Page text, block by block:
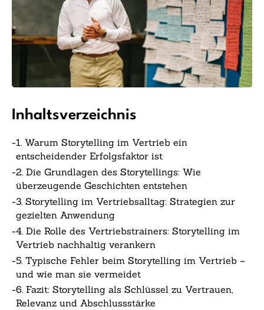
Inhaltsverzeichnis
-1. Warum Storytelling im Vertrieb ein
entscheidender Erfolgsfaktor ist
-2. Die Grundlagen des Storytellings: Wie
überzeugende Geschichten entstehen
-3. Storytelling im Vertriebsalltag: Strategien zur
gezielten Anwendung
-4. Die Rolle des Vertriebstrainers: Storytelling im
Vertrieb nachhaltig verankern
-5. Typische Fehler beim Storytelling im Vertrieb –
und wie man sie vermeidet
-6. Fazit: Storytelling als Schlüssel zu Vertrauen,
Relevanz und Abschlussstärke